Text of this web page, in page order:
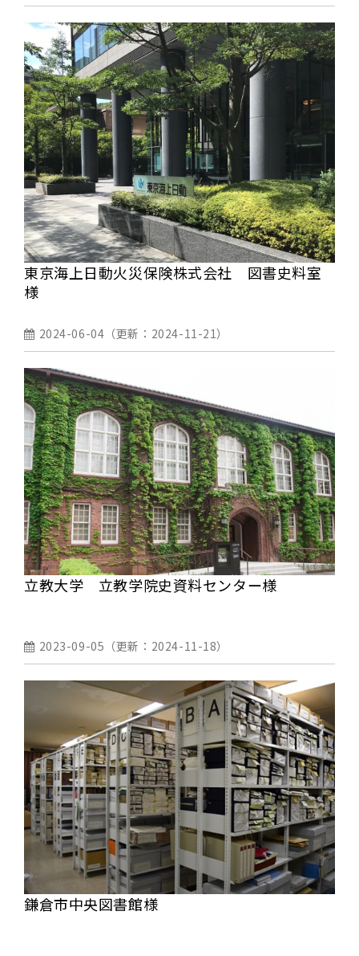
東京海上日動火災保険株式会社 図書史料室
様
2024-06-04 （更新： 2024-11-21）
立教大学 立教学院史資料センター様
2023-09-05 （更新： 2024-11-18）
鎌倉市中央図書館様